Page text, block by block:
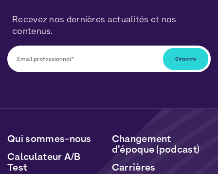
Recevez nos dernières actualités et nos
contenus.
données seront traitées conformément à notre
et deCookies
Qui sommes-nous
Calculateur A/B
Test
Changement
d’époque (podcast)
Carrières